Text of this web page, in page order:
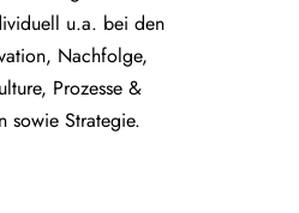
u.a. bei den
Nachfolge,
Prozesse &
sowie Strategie.